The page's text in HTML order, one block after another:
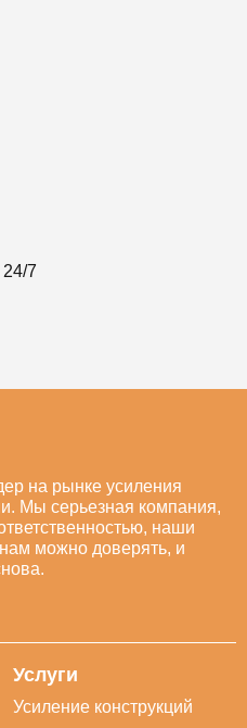
7
на рынке усиления
Мы серьезная компания,
наши
можно доверять, и
Услуги
Усиление конструкций